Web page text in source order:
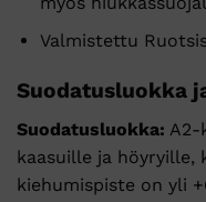
Valmistettu
Suodatusluokka
Suodatusluokka: A2-
kaasuille ja
kiehumispiste on yli